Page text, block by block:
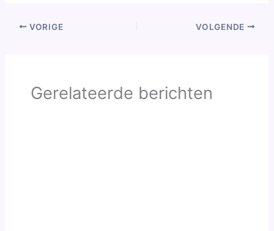
VORIGE VOLGENDE
Gerelateerde berichten